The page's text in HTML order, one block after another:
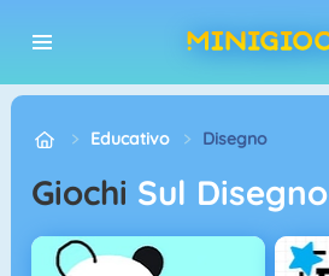
Educativo Disegno
Giochi Sul Disegno